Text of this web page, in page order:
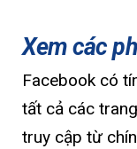
Xem các
Facebook có
tất cả các
truy cập từ